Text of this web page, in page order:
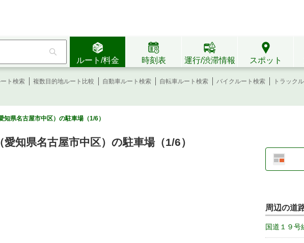
ルート/料金 時刻表 運行/渋滞情報 スポット
ト検索 複数目的地ルート比較 自動車ルート検索 自転車ルート検索 バイクルート検索 トラック
知県名古屋市中区）の駐車場（1/6）
知県名古屋市中区）の駐車場（1/6）
周辺の道
国道１９号